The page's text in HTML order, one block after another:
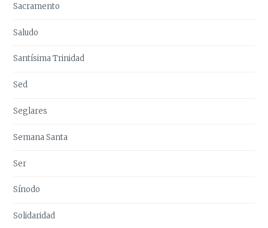
Sacramento
Saludo
Santísima Trinidad
Sed
Seglares
Semana Santa
Ser
Sínodo
Solidaridad